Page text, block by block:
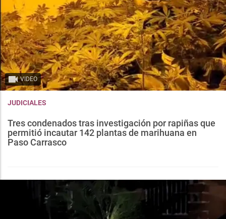
VIDEO
JUDICIALES
Tres condenados tras investigación por rapiñas que
permitió incautar 142 plantas de marihuana en
Paso Carrasco